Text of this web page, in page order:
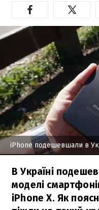
iPhone подешевшали в
В Україні
моделі
iPhone X. Як